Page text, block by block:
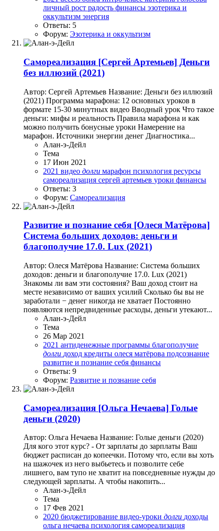
личный рост радость финансы эзотерика и
оккультизм энергия
Ответы: 5
Форум: Эзотерика и оккультизм
Самореализация [Сергей Артемьев] Деньги
без иллюзий (2021)
Автор: Сергей Артемьев Название: Деньги без иллюзий
(2021) Программа марафона: 12 основных уроков в
формате 15-30 минутных видео Вводный урок Что такое
деньги: мифы и реальность Правила марафона и как
можно получить бонусные уроки Намерение на
марафон. Источники энергии денег Диагностика...
Алан-э-Дейл
Тема
17 Июн 2021
2021 видео долги марафон психология ресурсы
самореализация сергей артемьев уроки финансы
Ответы: 3
Форум: Самореализация
Развитие и познание себя [Олеся Матёрова]
Система больших доходов: деньги и
благополучие 17.0. Lux (2021)
Автор: Олеся Матёрова Название: Система больших
доходов: деньги и благополучие 17.0. Lux (2021)
Знакомы ли вам эти состояния? Ваш доход стоит на
месте независимо от ваших усилий Сколько бы вы не
заработали − денег никогда не хватает Постоянно
появляются непредвиденные расходы, деньги утекают...
Алан-э-Дейл
Тема
26 Мар 2021
2021 антиденежные программы благополучие
долги доход кредиты олеся матёрова подсознание
развитие и познание себя финансы
Ответы: 9
Форум: Развитие и познание себя
Самореализация [Ольга Нечаева] Голые
деньги (2020)
Автор: Ольга Нечаева Название: Голые деньги (2020)
Для кого этот курс? - От зарплаты до зарплаты Ваш
бюджет расписан до копеечки. Потому что, если вы хоть
на шажочек из него выбьетесь и позволите себе
лишнего, вам тупо не хватит на повседневные нужды до
следующей зарплаты. А чтобы накопить...
Алан-э-Дейл
Тема
17 Фев 2021
2020 бюджетирование видео-уроки долги доходы
ольга нечаева психология самореализация